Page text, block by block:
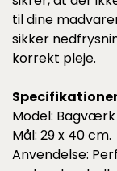
til dine
sikker
korrekt pleje.
Model: Bagværk
Mål: 29 x 40 cm.
Anvendelse: